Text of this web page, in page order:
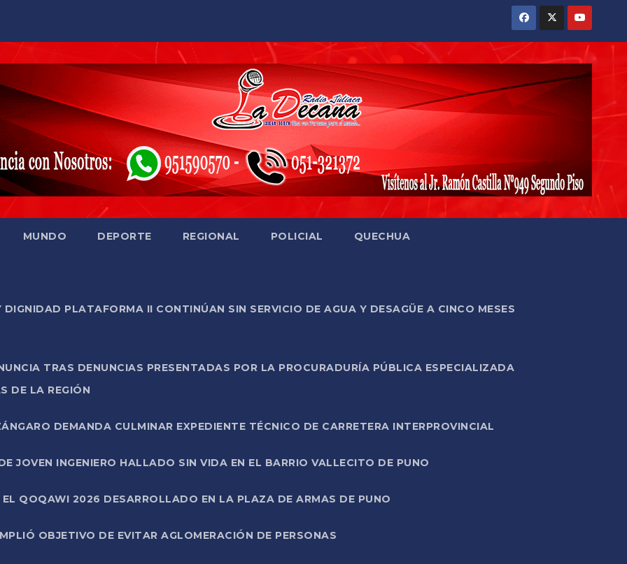
MUNDO DEPORTE REGIONAL POLICIAL QUECHUA
PLATAFORMA II CONTINÚAN SIN SERVICIO DE AGUA Y DESAGÜE A CINCO MESES
TRAS DENUNCIAS PRESENTADAS POR LA PROCURADURÍA PÚBLICA ESPECIALIZADA
DE LA REGIÓN
DEMANDA CULMINAR EXPEDIENTE TÉCNICO DE CARRETERA INTERPROVINCIAL
JOVEN INGENIERO HALLADO SIN VIDA EN EL BARRIO VALLECITO DE PUNO
QOQAWI 2026 DESARROLLADO EN LA PLAZA DE ARMAS DE PUNO
OBJETIVO DE EVITAR AGLOMERACIÓN DE PERSONAS